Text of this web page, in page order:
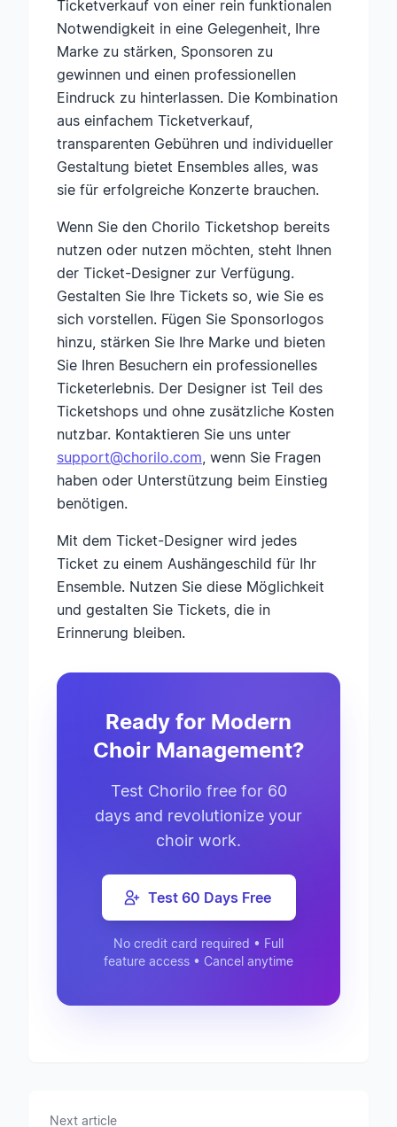
Ticketverkauf von einer rein funktionalen
Notwendigkeit in eine Gelegenheit, Ihre
Marke zu stärken, Sponsoren zu
gewinnen und einen professionellen
Eindruck zu hinterlassen. Die Kombination
aus einfachem Ticketverkauf,
transparenten Gebühren und individueller
Gestaltung bietet Ensembles alles, was
sie für erfolgreiche Konzerte brauchen.
Wenn Sie den Chorilo Ticketshop bereits
nutzen oder nutzen möchten, steht Ihnen
der Ticket-Designer zur Verfügung.
Gestalten Sie Ihre Tickets so, wie Sie es
sich vorstellen. Fügen Sie Sponsorlogos
hinzu, stärken Sie Ihre Marke und bieten
Sie Ihren Besuchern ein professionelles
Ticketerlebnis. Der Designer ist Teil des
Ticketshops und ohne zusätzliche Kosten
nutzbar. Kontaktieren Sie uns unter
support@chorilo.com, wenn Sie Fragen
haben oder Unterstützung beim Einstieg
benötigen.
Mit dem Ticket-Designer wird jedes
Ticket zu einem Aushängeschild für Ihr
Ensemble. Nutzen Sie diese Möglichkeit
und gestalten Sie Tickets, die in
Erinnerung bleiben.
Ready for Modern
Choir Management?
Test Chorilo free for 60
days and revolutionize your
choir work.
Test 60 Days Free
No credit card required • Full
feature access • Cancel anytime
Next article